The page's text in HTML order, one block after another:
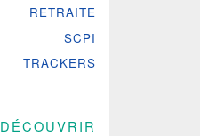
RETRAITE
SCPI
TRACKERS
DÉCOUVRIR